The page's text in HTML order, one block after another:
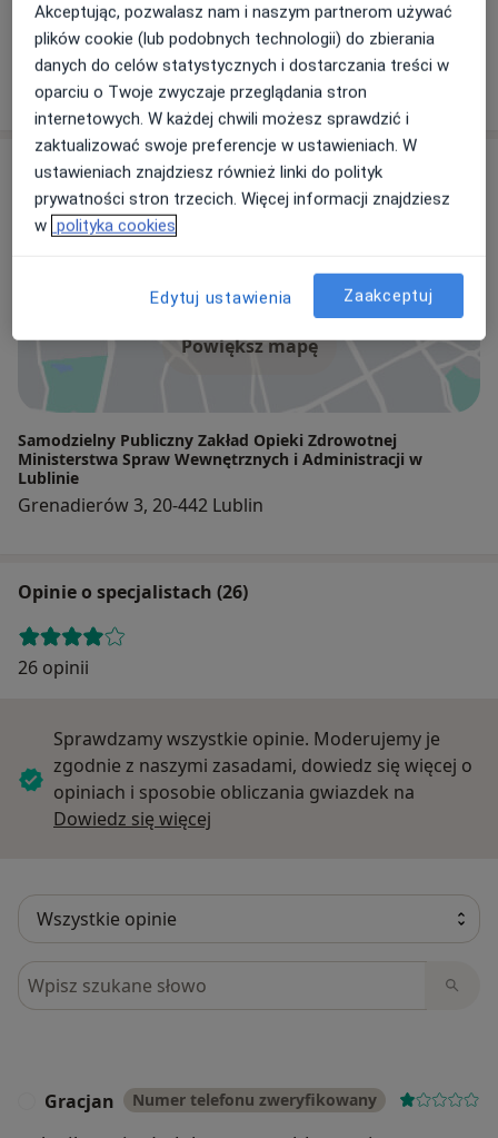
lek. Justyna Anna Nowicka
Neurolog
6 opinii
Adresy (2)
Adres 1 Adres 2
Powiększ mapę
Samodzielny Publiczny Zakład Opieki Zdrowotnej
Ministerstwa Spraw Wewnętrznych i Administracji w
Lublinie
Grenadierów 3, 20-442 Lublin
Opinie o specjalistach (26)
26 opinii
Sprawdzamy wszystkie opinie. Moderujemy je
zgodnie z naszymi zasadami, dowiedz się więcej o
opiniach i sposobie obliczania gwiazdek na
Dowiedz się więcej
Szukaj w opiniach
Gracjan Numer telefonu zweryfikowany
Akceptując, pozwalasz nam i naszym partnerom używać
plików cookie (lub podobnych technologii) do zbierania
danych do celów statystycznych i dostarczania treści w
oparciu o Twoje zwyczaje przeglądania stron
internetowych. W każdej chwili możesz sprawdzić i
zaktualizować swoje preferencje w ustawieniach. W
ustawieniach znajdziesz również linki do polityk
prywatności stron trzecich. Więcej informacji znajdziesz
w polityka cookies
Edytuj ustawienia Zaakceptuj